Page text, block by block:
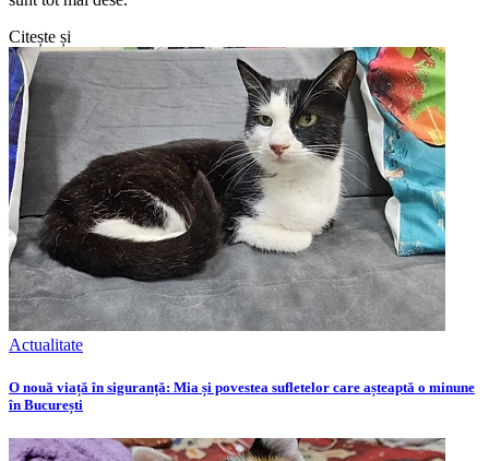
Citește și
Actualitate
O nouă viață în siguranță: Mia și povestea sufletelor care așteaptă o minune
în București